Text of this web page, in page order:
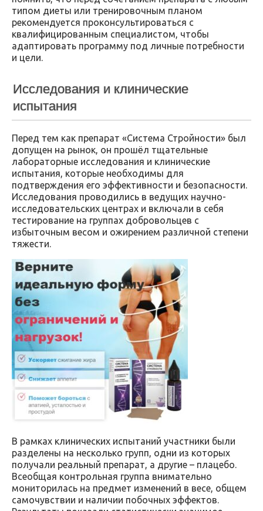
типом диеты или тренировочным планом
рекомендуется проконсультироваться с
квалифицированным специалистом, чтобы
адаптировать программу под личные потребности
и цели.
Исследования и клинические
испытания
Перед тем как препарат «Система Стройности» был
допущен на рынок, он прошёл тщательные
лабораторные исследования и клинические
испытания, которые необходимы для
подтверждения его эффективности и безопасности.
Исследования проводились в ведущих научно-
исследовательских центрах и включали в себя
тестирование на группах добровольцев с
избыточным весом и ожирением различной степени
тяжести.
В рамках клинических испытаний участники были
разделены на несколько групп, одни из которых
получали реальный препарат, а другие – плацебо.
Всеобщая контрольная группа внимательно
мониторилась на предмет изменений в весе, общем
самочувствии и наличии побочных эффектов.